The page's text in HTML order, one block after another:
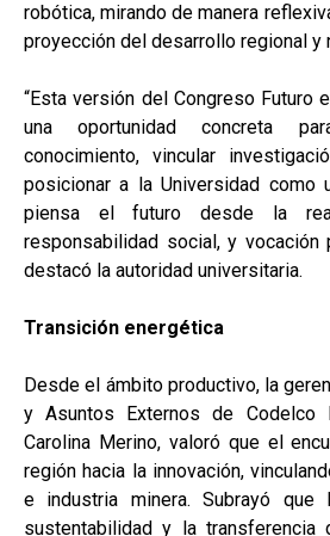
robótica, mirando de manera
proyección del desarrollo regional y
“Esta versión del Congreso Futuro
una oportunidad concreta
conocimiento, vincular
posicionar a la Universidad como
piensa el futuro desde la
responsabilidad social, y vocación
destacó la autoridad universitaria.
Transición energética
Desde el ámbito productivo, la
y Asuntos Externos de Codelco
Carolina Merino, valoró que el
región hacia la innovación,
e industria minera. Subrayó que
sustentabilidad y la transferencia